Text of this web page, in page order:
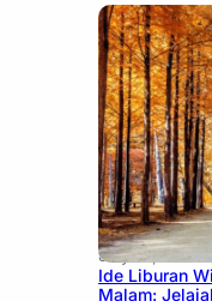
July 15, 2026
Ide Liburan
Malam: